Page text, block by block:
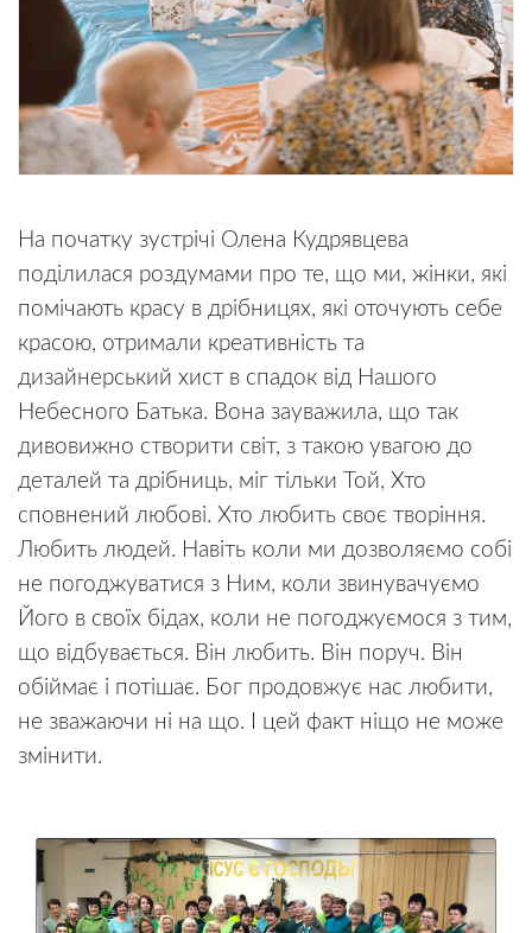
На початку зустрічі Олена Кудрявцева
поділилася роздумами про те, що ми, жінки, які
помічають красу в дрібницях, які оточують себе
красою, отримали креативність та
дизайнерський хист в спадок від Нашого
Небесного Батька. Вона зауважила, що так
дивовижно створити світ, з такою увагою до
деталей та дрібниць, міг тільки Той, Хто
сповнений любові. Хто любить своє творіння.
Любить людей. Навіть коли ми дозволяємо собі
не погоджуватися з Ним, коли звинувачуємо
Його в своїх бідах, коли не погоджуємося з тим,
що відбувається. Він любить. Він поруч. Він
обіймає і потішає. Бог продовжує нас любити,
не зважаючи ні на що. І цей факт ніщо не може
змінити.